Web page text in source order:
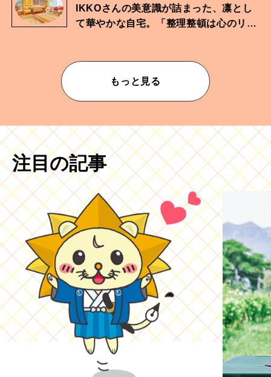
IKKOさんの美意識が詰まった、凛とし
て華やかな自宅。「整理整頓は心のリズ
もっと見る
注目の記事